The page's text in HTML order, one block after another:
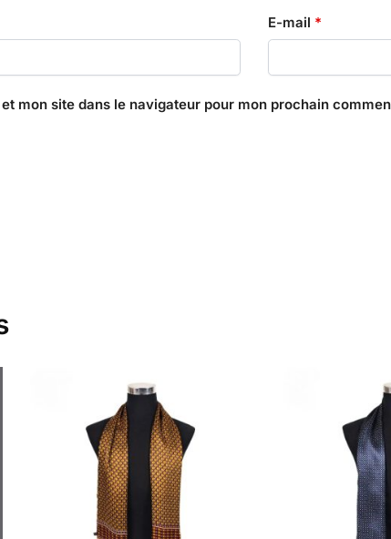
E-mail *
mon site dans le navigateur pour mon prochain